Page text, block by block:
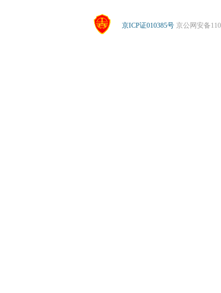
京ICP证010385号 京公网安备